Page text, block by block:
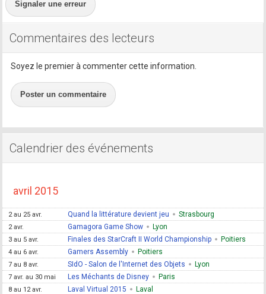
Signaler une erreur
Commentaires des lecteurs
Soyez le premier à commenter cette information.
Poster un commentaire
Calendrier des événements
avril 2015
2 au 25 avr. Quand la littérature devient jeu Strasbourg
2 avr. Gamagora Game Show Lyon
3 au 5 avr. Finales des StarCraft II World Championship Poitiers
4 au 6 avr. Gamers Assembly Poitiers
7 au 8 avr. SIdO - Salon de l'Internet des Objets Lyon
7 avr. au 30 mai Les Méchants de Disney Paris
8 au 12 avr. Laval Virtual 2015 Laval